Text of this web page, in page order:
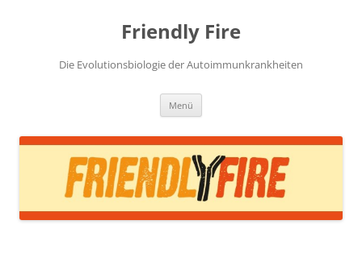
Friendly Fire
Die Evolutionsbiologie der Autoimmunkrankheiten
Menü